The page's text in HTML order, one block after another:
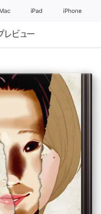
iPad iPhone
レビュー